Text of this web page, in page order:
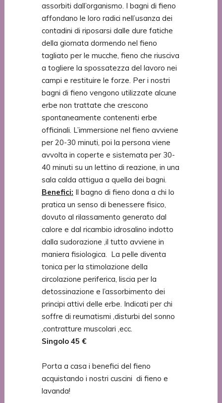
assorbiti dall’organismo. I bagni di fieno
affondano le loro radici nell’usanza dei
contadini di riposarsi dalle dure fatiche
della giornata dormendo nel fieno
tagliato per le mucche, fieno che riusciva
a togliere la spossatezza del lavoro nei
campi e restituire le forze. Per i nostri
bagni di fieno vengono utilizzate alcune
erbe non trattate che crescono
spontaneamente contenenti erbe
officinali. L’immersione nel fieno avviene
per 20-30 minuti, poi la persona viene
avvolta in coperte e sistemata per 30-
40 minuti su un lettino di reazione, in una
sala calda attigua a quella dei bagni.
Benefici: Il bagno di fieno dona a chi lo
pratica un senso di benessere fisico,
dovuto al rilassamento generato dal
calore e dal ricambio idrosalino indotto
dalla sudorazione ,il tutto avviene in
maniera fisiologica. La pelle diventa
tonica per la stimolazione della
circolazione periferica, liscia per la
detossinazione e l’assorbimento dei
principi attivi delle erbe. Indicati per chi
soffre di reumatismi ,disturbi del sonno
,contratture muscolari ,ecc.
Singolo 45 €
Porta a casa i benefici del fieno
acquistando i nostri cuscini di fieno e
lavanda!